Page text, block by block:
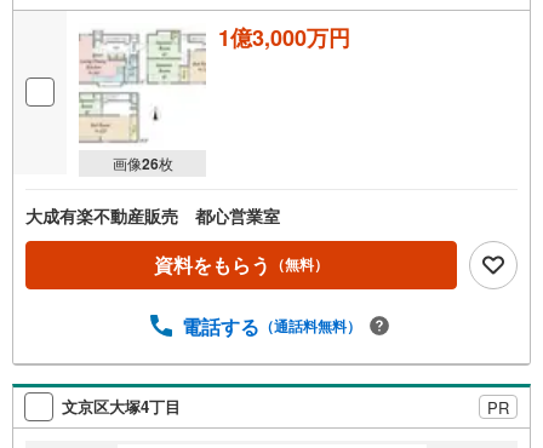
画像26枚
1億3,000万円
大成有楽不動産販売 都心営業室
資料をもらう （無料）
電話する （通話料無料）
文京区大塚4丁目 PR